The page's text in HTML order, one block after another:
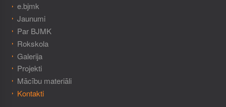
e.bjmk
Jaunumi
Par BJMK
Rokskola
Galerija
Projekti
Mācību materiāli
Kontakti